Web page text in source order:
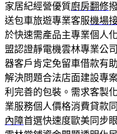
家居紀經營優質廚房翻修
送包車旅遊專業客服機場
於快速需產品主專業個人
盟認證靜電機雲林專業公司
器客戶肯定免留車借款有
解決問題合法店面建設專
利完善的包裝。需求客製
業服務個人價格消費貸款
內障首選快速度歐美同步